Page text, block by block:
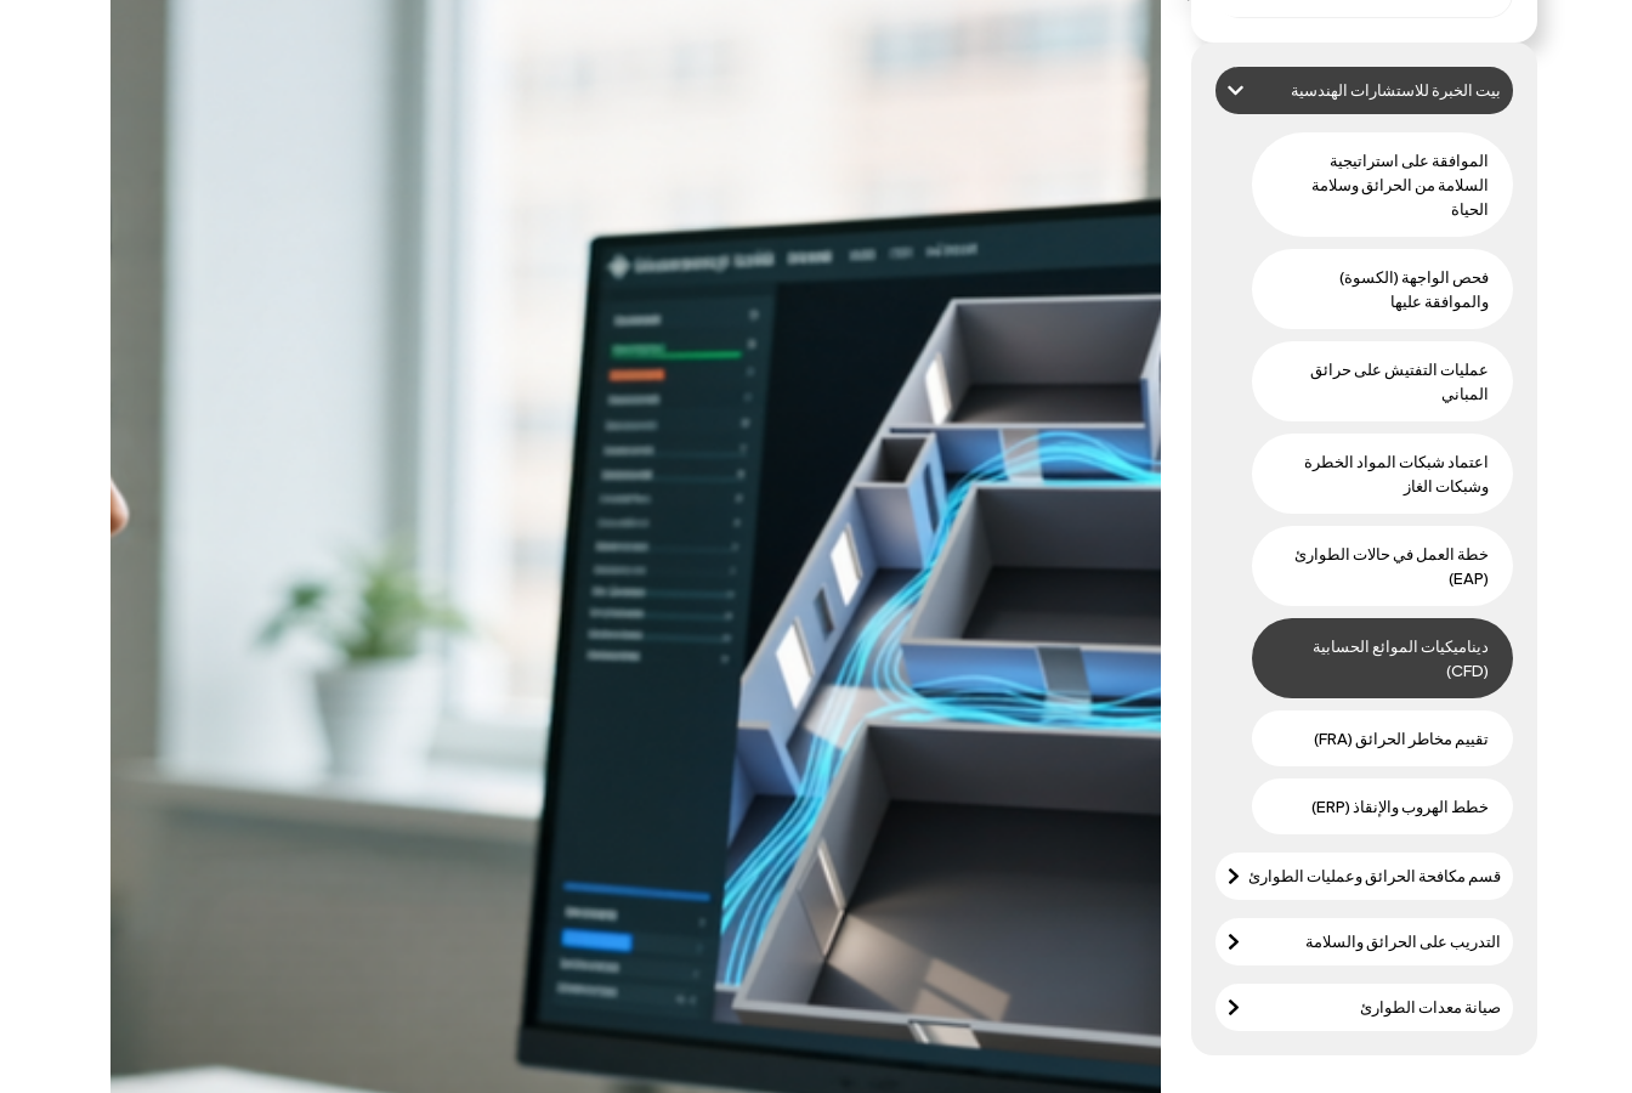
بيت الخبرة للاستشارات الهندسية
الموافقة على استراتيجية
السلامة من الحرائق وسلامة
الحياة
فحص الواجهة (الكسوة)
والموافقة عليها
عمليات التفتيش على حرائق
المباني
اعتماد شبكات المواد الخطرة
وشبكات الغاز
خطة العمل في حالات الطوارئ
(EAP)
ديناميكيات الموائع الحسابية
(CFD)
تقييم مخاطر الحرائق (FRA)
خطط الهروب والإنقاذ (ERP)
قسم مكافحة الحرائق وعمليات الطوارئ
التدريب على الحرائق والسلامة
صيانة معدات الطوارئ